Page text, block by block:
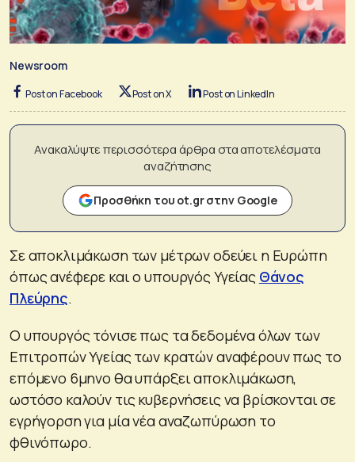
Newsroom
Post on Facebook Post on X Post on LinkedIn
Ανακαλύψτε περισσότερα άρθρα στα αποτελέσματα
αναζήτησης
Προσθήκη του ot.gr στην Google
Σε αποκλιμάκωση των μέτρων οδεύει η Ευρώπη
όπως ανέφερε και ο υπουργός Υγείας Θάνος
Πλεύρης.
Ο υπουργός τόνισε πως τα δεδομένα όλων των
Επιτροπών Υγείας των κρατών αναφέρουν πως το
επόμενο 6μηνο θα υπάρξει αποκλιμάκωση,
ωστόσο καλούν τις κυβερνήσεις να βρίσκονται σε
εγρήγορση για μία νέα αναζωπύρωση το
φθινόπωρο.